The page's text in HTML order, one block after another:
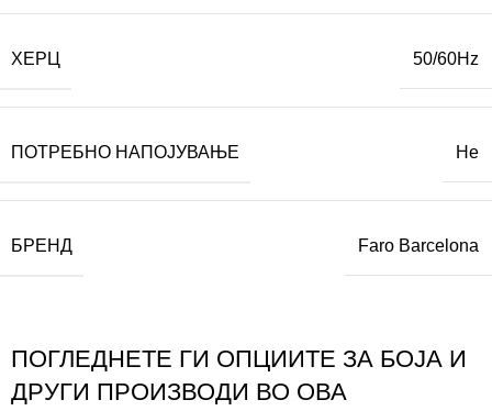
ХЕРЦ 50/60Hz
ПОТРЕБНО НАПОЈУВАЊЕ Не
БРЕНД Faro Barcelona
ПОГЛЕДНЕТЕ ГИ ОПЦИИТЕ ЗА БОЈА И
ДРУГИ ПРОИЗВОДИ ВО ОВА